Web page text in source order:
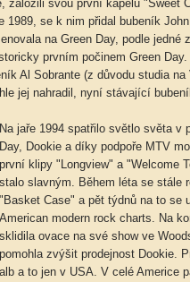
založili svou první kapelu "Sweet
se k nim přidal bubeník
na Green Day, podle jedné
prvním počinem Green
Al Sobrante (z důvodu studia
jej nahradil, nyní stávající
Na jaře 1994 spatřilo světlo světa v
Day, Dookie a díky podpoře MTV
první klipy "Longview" a "Welcome
stalo slavným. Během léta se stále
"Basket Case" a pět týdnů na to se
American modern rock charts. Na
sklidila ovace na své show ve
pomohla zvýšit prodejnost Dookie.
alb a to jen v USA. V celé Americe